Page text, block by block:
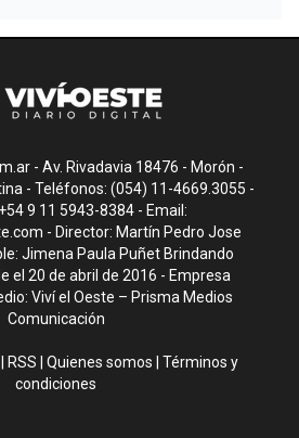
- Av. Rivadavia 18476 - Morón -
- Teléfonos: (054) 11-4669.3055 -
9 11 5943-8384 - Email:
- Director: Martín Pedro Jose
Jimena Paula Puñet Brindando
el 20 de abril de 2016 - Empresa
Viví el Oeste – Prisma Medios
Comunicación
RSS |Quienes somos |Términos y
condiciones